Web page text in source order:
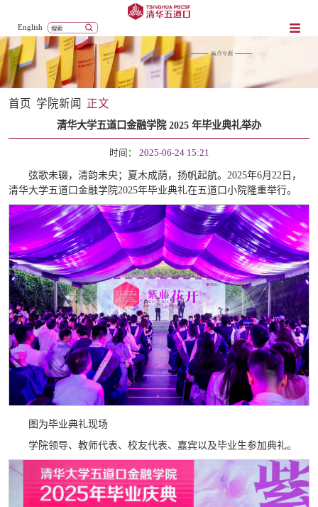
English
首页 学院新闻 正文
清华大学五道口金融学院 2025 年毕业典礼举办
时间： 2025-06-24 15:21
弦歌未辍，清韵未央；夏木成荫，扬帆起航。2025年6月22日，
清华大学五道口金融学院2025年毕业典礼在五道口小院隆重举行。
图为毕业典礼现场
学院领导、教师代表、校友代表、嘉宾以及毕业生参加典礼。